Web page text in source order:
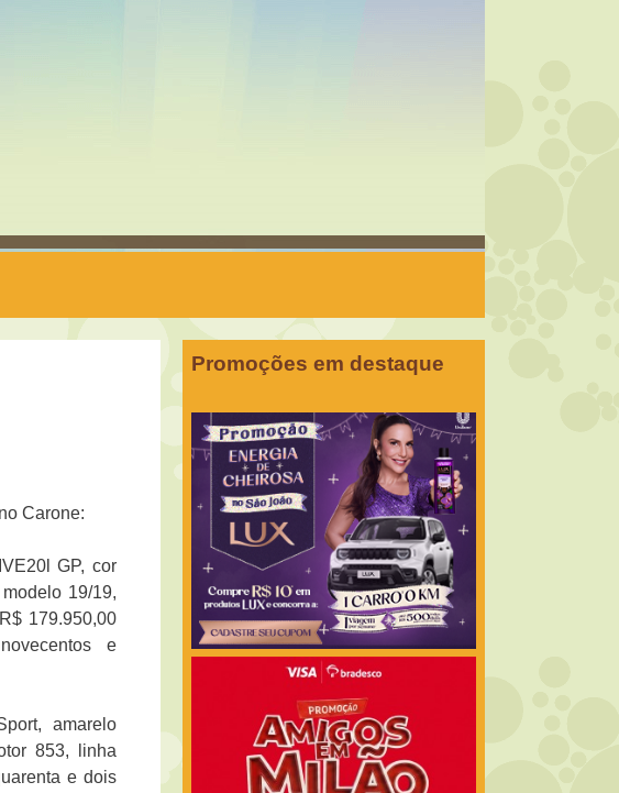
Carone:
GP, cor
19/19,
179.950,00
e
amarelo
853, linha
e dois
Promoções em destaque